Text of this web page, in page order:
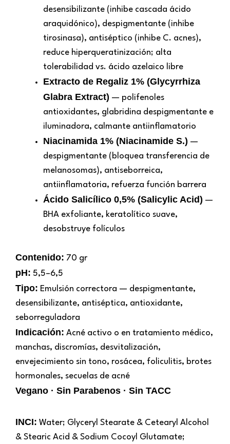
desensibilizante (inhibe cascada ácido
araquidónico), despigmentante (inhibe
tirosinasa), antiséptico (inhibe C. acnes),
reduce hiperqueratinización; alta
tolerabilidad vs. ácido azelaico libre
Extracto de Regaliz 1% (Glycyrrhiza
Glabra Extract) — polifenoles
antioxidantes, glabridina despigmentante e
iluminadora, calmante antiinflamatorio
Niacinamida 1% (Niacinamide S.) —
despigmentante (bloquea transferencia de
melanosomas), antiseborreica,
antiinflamatoria, refuerza función barrera
Ácido Salicílico 0,5% (Salicylic Acid) —
BHA exfoliante, keratolítico suave,
desobstruye folículos
Contenido: 70 gr
pH: 5,5–6,5
Tipo: Emulsión correctora — despigmentante,
desensibilizante, antiséptica, antioxidante,
seborreguladora
Indicación: Acné activo o en tratamiento médico,
manchas, discromías, desvitalización,
envejecimiento sin tono, rosácea, foliculitis, brotes
hormonales, secuelas de acné
Vegano · Sin Parabenos · Sin TACC
INCI: Water; Glyceryl Stearate & Cetearyl Alcohol
& Stearic Acid & Sodium Cocoyl Glutamate;